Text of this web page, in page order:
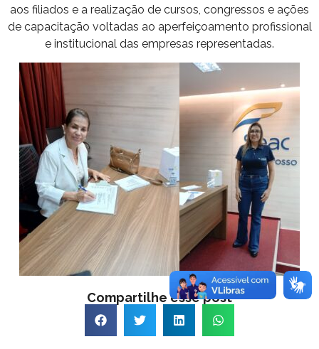
aos filiados e a realização de cursos, congressos e ações
de capacitação voltadas ao aperfeiçoamento profissional
e institucional das empresas representadas.
Compartilhe esse post